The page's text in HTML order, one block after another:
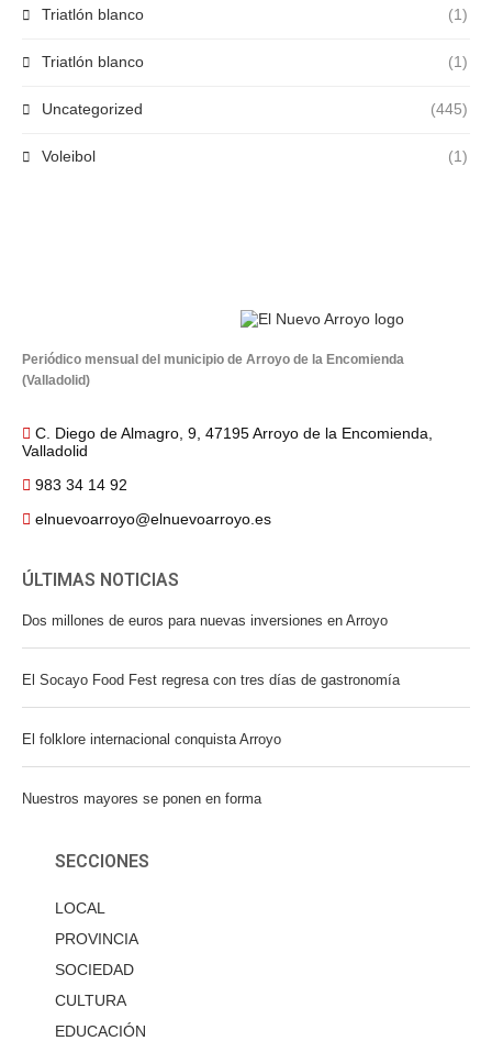
Triatlón blanco (1)
Triatlón blanco (1)
Uncategorized (445)
Voleibol (1)
Periódico mensual del municipio de Arroyo de la Encomienda
(Valladolid)
C. Diego de Almagro, 9, 47195 Arroyo de la Encomienda,
Valladolid
983 34 14 92
elnuevoarroyo@elnuevoarroyo.es
ÚLTIMAS NOTICIAS
Dos millones de euros para nuevas inversiones en Arroyo
El Socayo Food Fest regresa con tres días de gastronomía
El folklore internacional conquista Arroyo
Nuestros mayores se ponen en forma
SECCIONES
LOCAL
PROVINCIA
SOCIEDAD
CULTURA
EDUCACIÓN